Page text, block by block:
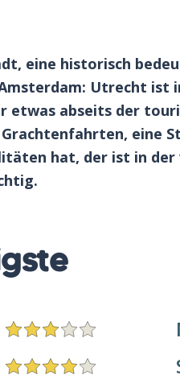
eine historisch
Utrecht ist
etwas abseits der
eine
hat, der ist in